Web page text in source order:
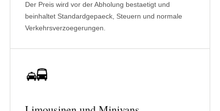
Der Preis wird vor der Abholung bestaetigt und
beinhaltet Standardgepaeck, Steuern und normale
Verkehrsverzoegerungen.